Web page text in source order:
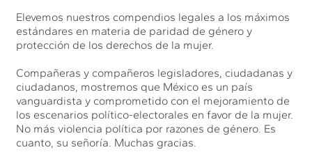
Elevemos nuestros compendios legales a los máximos
estándares en materia de paridad de género y
protección de los derechos de la mujer.
Compañeras y compañeros legisladores, ciudadanas y
ciudadanos, mostremos que México es un país
vanguardista y comprometido con el mejoramiento de
los escenarios político-electorales en favor de la mujer.
No más violencia política por razones de género. Es
cuanto, su señoría. Muchas gracias.